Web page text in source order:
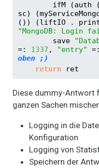
sc)
()) (liftIO
.
"MongoDB: Login
        save
=:
1337 , "entry" =:
oben ;)
return ret
Diese dummy-Antwort
ganzen Sachen
Logging in die
Konfiguration
Logging von
Speichern der